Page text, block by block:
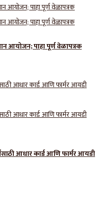
आयोजन; पाहा पूर्ण वेळापत्रक
आधार कार्ड आणि फार्मर आयडी